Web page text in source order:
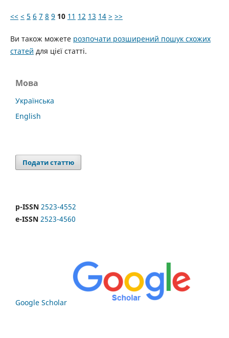
<< < 5 6 7 8 9 10 11 12 13 14 > >>
Ви також можете розпочати розширений пошук схожих
статей для цієї статті.
Мова
Українська
English
Подати статтю
p-ISSN 2523-4552
e-ISSN 2523-4560
Google Scholar